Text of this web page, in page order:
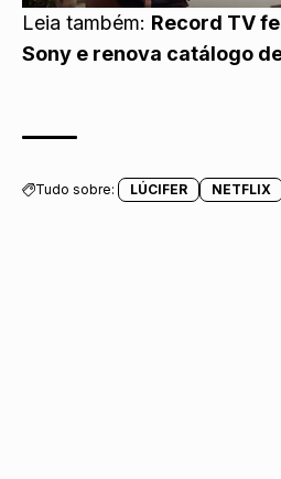
Leia também: Record TV
Sony e renova catálogo
Tudo sobre: LÚCIFER NETFLIX